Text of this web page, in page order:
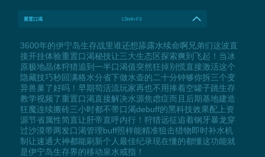
重置口渴 LShift+F3
3600年的伊宁岛生存战里谁还想舔露水续命啊兄弟们这波直
接开挂体验重置口渴秘技让三大生态区探索爽到飞起！当冰
原极地晶体狩猎追到一半口渴值突然狂掉别慌直接激活这个
隐藏技巧秒回满格水分省下做水壶的二十分钟够你拆三个变
异兽巢了好吗！早期苟活流玩家再也不用捧着空罐子跳生存
教学视频了重置口渴直接解决水源焦虑症而且后期基地建造
狂魔连续搬砖三小时都不带口渴debuff的黑科技效果配上资
源节省属性简直让肝帝直呼内行！狩猎远征追着钢牙暴龙穿
过沙漠带两发口渴管理buff照样能精准狙击猎物即时补水机
制让速通大神都能刷新个人最佳纪录现在懂的都懂这功能就
是伊宁岛生存界的移动泉水戒指！